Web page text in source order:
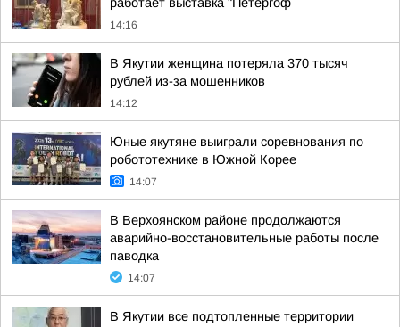
14:16
В Якутии женщина потеряла 370 тысяч
рублей из-за мошенников
14:12
Юные якутяне выиграли соревнования по
робототехнике в Южной Корее
14:07
В Верхоянском районе продолжаются
аварийно-восстановительные работы после
паводка
14:07
В Якутии все подтопленные территории